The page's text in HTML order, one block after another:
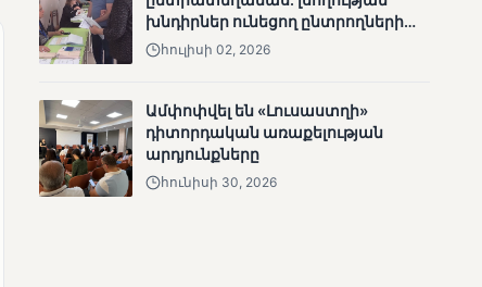
Ամփոփվել են 2005
տեղամասերի
խնդիրներ ունեցող ընտրողների
ճանապարհը
հուլիսի 02, 2026
Ամփոփվել են «Լուսաստղի»
դիտորդական առաքելության
արդյունքները
հունիսի 30, 2026